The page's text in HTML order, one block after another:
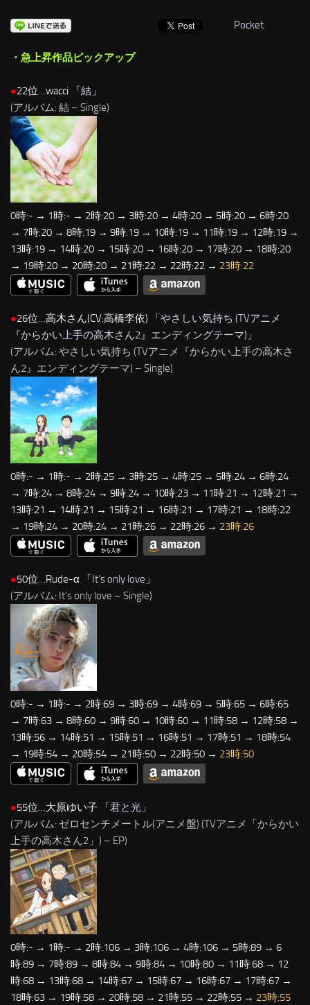
Pocket
・急上昇作品ピックアップ
●22位…wacci 「結 」
(アルバム: 結 – Single)
0時:- → 1時:- → 2時:20 → 3時:20 → 4時:20 → 5時:20 → 6時:20
→ 7時:20 → 8時:19 → 9時:19 → 10時:19 → 11時:19 → 12時:19 →
13時:19 → 14時:20 → 15時:20 → 16時:20 → 17時:20 → 18時:20
→ 19時:20 → 20時:20 → 21時:22 → 22時:22 → 23時:22
●26位…高木さん(CV:高橋李依) 「やさしい気持ち (TVアニメ
『からかい上手の高木さん2』エンディングテーマ) 」
(アルバム: やさしい気持ち (TVアニメ『からかい上手の高木さ
ん2』エンディングテーマ) – Single)
0時:- → 1時:- → 2時:25 → 3時:25 → 4時:25 → 5時:24 → 6時:24
→ 7時:24 → 8時:24 → 9時:24 → 10時:23 → 11時:21 → 12時:21 →
13時:21 → 14時:21 → 15時:21 → 16時:21 → 17時:21 → 18時:22
→ 19時:24 → 20時:24 → 21時:26 → 22時:26 → 23時:26
●50位…Rude-α 「 It’s only love 」
(アルバム: It’s only love – Single)
0時:- → 1時:- → 2時:69 → 3時:69 → 4時:69 → 5時:65 → 6時:65
→ 7時:63 → 8時:60 → 9時:60 → 10時:60 → 11時:58 → 12時:58 →
13時:56 → 14時:51 → 15時:51 → 16時:51 → 17時:51 → 18時:54
→ 19時:54 → 20時:54 → 21時:50 → 22時:50 → 23時:50
●55位…大原ゆい子 「君と光 」
(アルバム: ゼロセンチメートル(アニメ盤) (TVアニメ「からかい
上手の高木さん2」) – EP)
0時:- → 1時:- → 2時:106 → 3時:106 → 4時:106 → 5時:89 → 6
時:89 → 7時:89 → 8時:84 → 9時:84 → 10時:80 → 11時:68 → 12
時:68 → 13時:68 → 14時:67 → 15時:67 → 16時:67 → 17時:67 →
18時:63 → 19時:58 → 20時:58 → 21時:55 → 22時:55 → 23時:55